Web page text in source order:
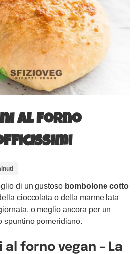
al forno
di un gustoso bombolone cotto
cioccolata o della marmellata
o meglio ancora per un
spuntino pomeridiano.
al forno vegan – La